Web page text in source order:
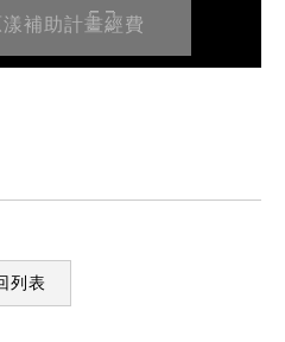
補助計畫經費
列表